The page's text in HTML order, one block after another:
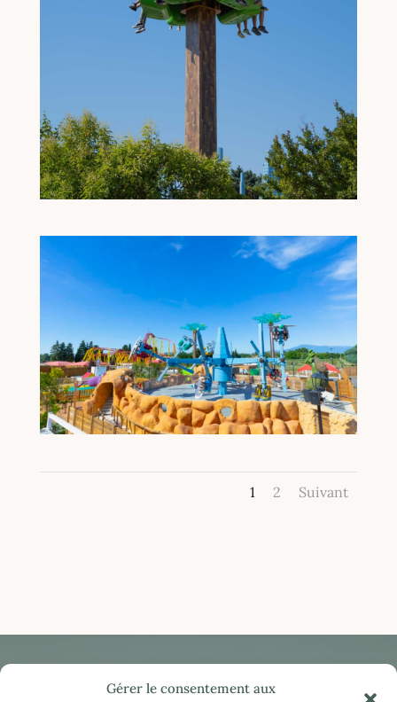
Gérer le consentement aux
1 2 Suivant